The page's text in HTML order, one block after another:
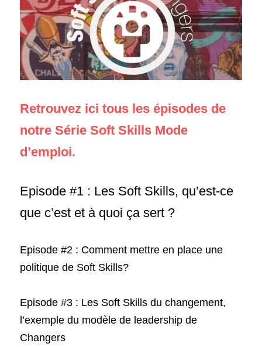
Retrouvez ici tous les épisodes de
notre Série Soft Skills Mode
d’emploi.
Episode #1 : Les Soft Skills, qu’est-ce
que c’est et à quoi ça sert ?
Episode #2 : Comment mettre en place une
politique de Soft Skills?
Episode #3 : Les Soft Skills du changement,
l’exemple du modèle de leadership de
Changers